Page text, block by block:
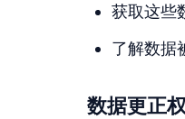
获取这些
了解数据
数据更正